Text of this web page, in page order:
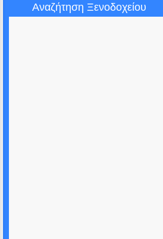
Αναζήτηση Ξενοδοχείου